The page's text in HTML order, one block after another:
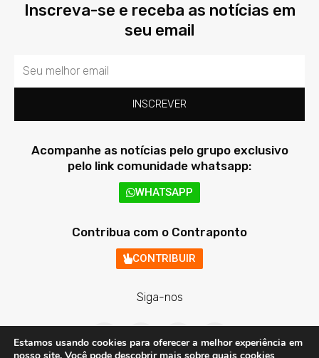
Inscreva-se e receba as notícias em
seu email
Email
INSCREVER
Acompanhe as notícias pelo grupo exclusivo
pelo link comunidade whatsapp:
WHATSAPP
Contribua com o Contraponto
CONTRIBUIR
Siga-nos
F
a
c
T
w
i
I
n
s
Y
o
u
Estamos usando cookies para oferecer a melhor experiência em